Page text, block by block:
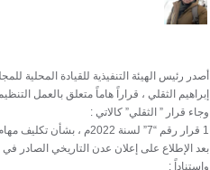
أصدر رئيس الهيئة التنفيذية للقيادة
إبراهيم الثقلي ، قراراً هاماً متعلق بالعمل
وجاء قرار ” الثقلي” كالاتي :
1 قرار رقم “7” لسنة 2022م ، بشأن تكليف مهام إداراتي السياسية والجماهيرية
بعد الإطلاع على إعلان عدن التاريخي الصادر في العاصمة عدن بتاريخ
وإستناداً :